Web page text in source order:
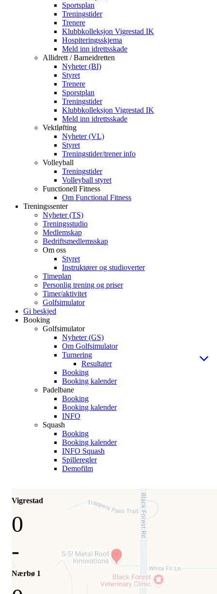
Sportsplan
Treningstider
Trenere
Klubbkolleksjon Vigrestad IK
Hospiteringsskjema
Meld inn idrettsskade
Allidrett / Barneidretten
Nyheter (BI)
Styret
Trenere
Sporstplan
Treningstider
Klubbkolleksjon Vigrestad IK
Meld inn idrettsskade
Vektløfting
Nyheter (VL)
Styret
Treningstider/trener info
Volleyball
Treningstider
Volleyball styret
Functionell Fitness
Om Functional Fitness
Treningssenter
Nyheter (TS)
Treningsstudio
Medlemskap
Bedriftsmedlemsskap
Om oss
Styret
Instruktører og studioverter
Timeplan
Personlig trening og priser
Timer/aktivitet
Golfsimulator
Gi beskjed
Booking
Golfsimulator
Nyheter (GS)
Om Golfsimulator
Turnering
Resultater
Booking
Booking kalender
Padelbane
Booking
Booking kalender
INFO
Squash
Booking
Booking kalender
INFO Squash
Spilleregler
Demofilm
Vigrestad
0
-
Nærbø 1